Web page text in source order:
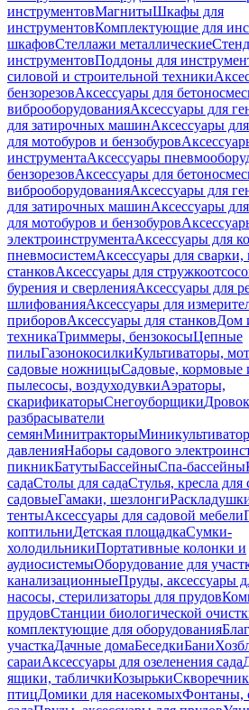
инструментовМагнитыШкафы для
инструментовКомплектующие для
шкафовСтеллажи металлические
инструментовПоддоны для
силовой и строительной техники
бензорезовАксессуары для
виброоборудованияАксессуары для
для затирочных машинАксессуары
для мотобуров и бензобуров
инструментаАксессуары
бензорезовАксессуары для
виброоборудованияАксессуары для
для затирочных машинАксессуары
для мотобуров и бензобуров
электроинструментаАксессуары для
пневмосистемАксессуары для сварки,
станковАксессуары для
бурения и сверленияАксессуары для
шлифованияАксессуары для
приборовАксессуары для станковДом
техникаТриммеры, бензокосыЦепные
пилыГазонокосилкиКультиваторы,
садовые ножницыСадовые, кормовые
пылесосы, воздуходувкиАэраторы,
скарификаторыСнегоуборщики
разбрасыватели
семянМинитракторы
давленияНаборы садового
пикникБатутыБассейныСпа-бассейны
садаСтолы для садаСтулья, кресла для
садовыеГамаки, шезлонги
тентыАксессуары для садовой мебели
коптильниДетская площадкаСумки-
холодильникиПортативные колонки и
аудиосистемыОборудование для
канализационныеПруды, аксессуары
насосы, стерилизаторы для прудов
прудовСтанции биологической
комплектующие для оборудования
участкаДачные домаБеседкиБани
сараиАксессуары для озеленения сада
ящики, табличкиКозырьки
птицДомики для насекомыхФонтаны,